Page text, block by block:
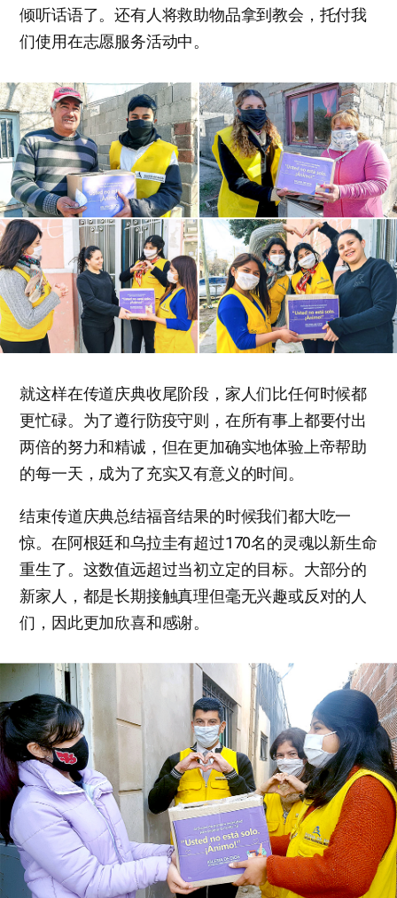
倾听话语了。还有人将救助物品拿到教会，托付我
们使用在志愿服务活动中。
就这样在传道庆典收尾阶段，家人们比任何时候都
更忙碌。为了遵行防疫守则，在所有事上都要付出
两倍的努力和精诚，但在更加确实地体验上帝帮助
的每一天，成为了充实又有意义的时间。
结束传道庆典总结福音结果的时候我们都大吃一
惊。在阿根廷和乌拉圭有超过170名的灵魂以新生命
重生了。这数值远超过当初立定的目标。大部分的
新家人，都是长期接触真理但毫无兴趣或反对的人
们，因此更加欣喜和感谢。